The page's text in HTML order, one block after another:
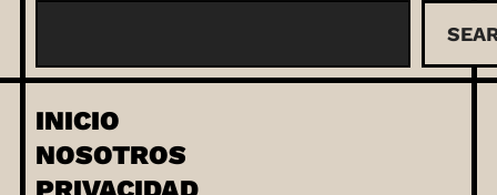
s
c
a
r
INICIO
NOSOTROS